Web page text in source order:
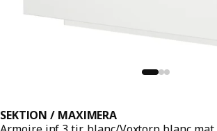
SEKTION / MAXIMERA